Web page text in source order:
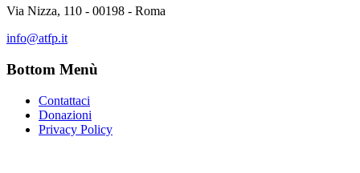
Via Nizza, 110 - 00198 - Roma
info@atfp.it
Bottom Menù
Contattaci
Donazioni
Privacy Policy